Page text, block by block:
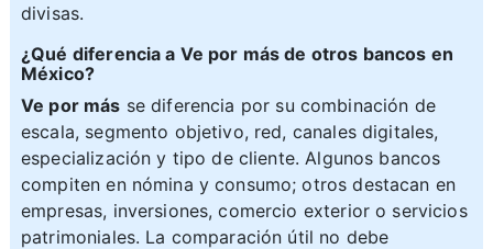
divisas.
¿Qué diferencia a Ve por más de otros bancos en
México?
Ve por más se diferencia por su combinación de
escala, segmento objetivo, red, canales digitales,
especialización y tipo de cliente. Algunos bancos
compiten en nómina y consumo; otros destacan en
empresas, inversiones, comercio exterior o servicios
patrimoniales. La comparación útil no debe